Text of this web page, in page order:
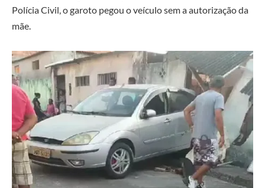
Polícia Civil, o garoto pegou o veículo sem a autorização da
mãe.